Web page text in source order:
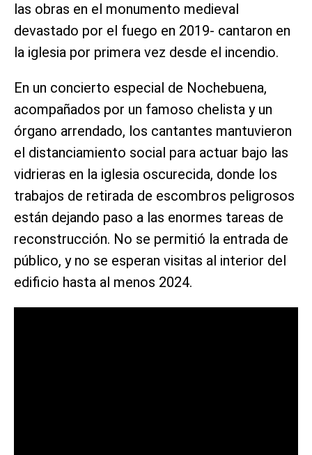
las obras en el monumento medieval
devastado por el fuego en 2019- cantaron en
la iglesia por primera vez desde el incendio.
En un concierto especial de Nochebuena,
acompañados por un famoso chelista y un
órgano arrendado, los cantantes mantuvieron
el distanciamiento social para actuar bajo las
vidrieras en la iglesia oscurecida, donde los
trabajos de retirada de escombros peligrosos
están dejando paso a las enormes tareas de
reconstrucción. No se permitió la entrada de
público, y no se esperan visitas al interior del
edificio hasta al menos 2024.